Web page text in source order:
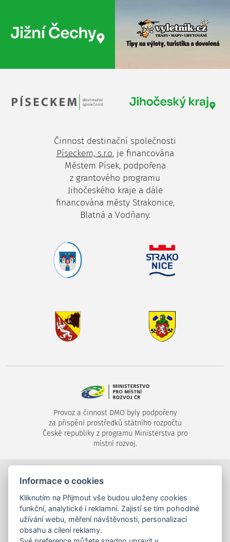
Činnost destinační společnosti
Píseckem, s.r.o.je financována
Městem Písek, podpořena
z grantového programu
Jihočeského kraje a dále
financována městy Strakonice,
Blatná a Vodňany.
Provoz a činnost DMO byly podpořeny
za přispění prostředků státního rozpočtu
České republiky z programu Ministerstva pro
místní rozvoj.
©2024-2026Destinační společnost Píseckem, s.r.o.
Velké náměstí 1/24, 397 01 Písek,
tel.: +420 725 053 144,info (zavináč) piseckem.cz
Informace o cookies
Kliknutím na Přijmout vše budou uloženy cookies
funkční, analytické i reklamní. Zajistí se tím pohodlné
užívání webu, měření návštěvnosti, personalizaci
obsahu a cílení reklamy.